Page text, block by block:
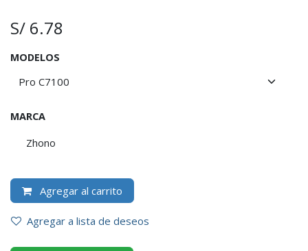
S/ 6.78
MODELOS
MARCA
Zhono
Agregar al carrito
Agregar a lista de deseos